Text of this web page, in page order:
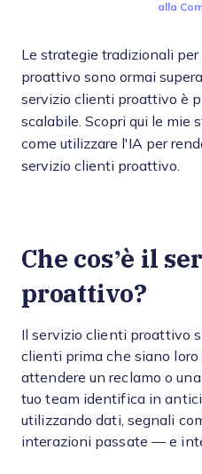
alla
Le strategie tradizionali
proattivo sono ormai
servizio clienti proattivo è
scalabile. Scopri qui le mie
come utilizzare l'IA per
servizio clienti proattivo.
Che cos’è il
proattivo?
Il servizio clienti proattivo
clienti prima che siano
attendere un reclamo o
tuo team identifica in
utilizzando dati, segnali
interazioni passate — e